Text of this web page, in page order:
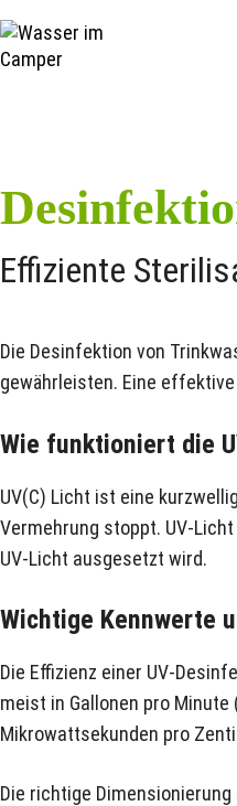
Effiziente
Die Desinfektion von
gewährleisten. Eine
Wie funktioniert die
UV(C) Licht ist eine
Vermehrung stoppt. UV-
UV-Licht ausgesetzt wird.
Wichtige Kennwerte
Die Effizienz einer UV-
meist in Gallonen pro
Mikrowattsekunden pro
Die richtige